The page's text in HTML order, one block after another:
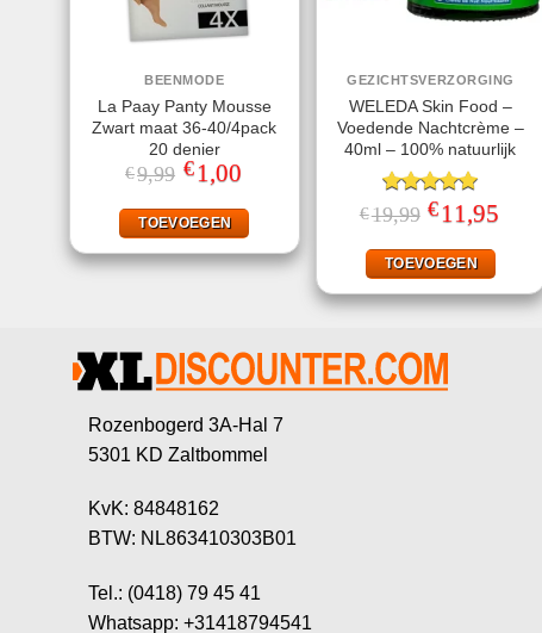
BEENMODE
La Paay Panty Mousse
Zwart maat 36-40/4pack
20 denier
€9,99 Oorspronkelijke
prijs
€9,99.
€ 1,00Huidige
€1,00.
TOEVOEGEN
GEZICHTSVERZORGING
WELEDA Skin Food –
Voedende Nachtcrème –
40ml – 100% natuurlijk
Gewaardeerd
5.00uit 5
€19,99 Oorspronkelijke
prijs
€19,99.
€ 11,95
TOEVOEGEN
Rozenbogerd 3A-Hal 7
5301 KD Zaltbommel
KvK: 84848162
BTW: NL863410303B01
Tel.: (0418) 79 45 41
Whatsapp: +31418794541